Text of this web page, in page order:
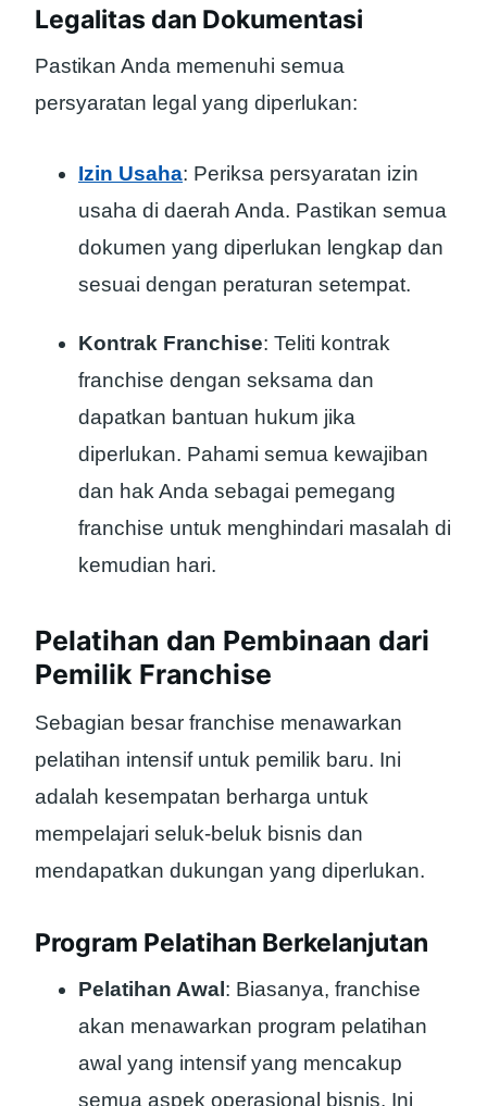
Legalitas dan Dokumentasi
Pastikan Anda memenuhi semua
persyaratan legal yang diperlukan:
Izin Usaha: Periksa persyaratan izin
usaha di daerah Anda. Pastikan semua
dokumen yang diperlukan lengkap dan
sesuai dengan peraturan setempat.
Kontrak Franchise: Teliti kontrak
franchise dengan seksama dan
dapatkan bantuan hukum jika
diperlukan. Pahami semua kewajiban
dan hak Anda sebagai pemegang
franchise untuk menghindari masalah di
kemudian hari.
Pelatihan dan Pembinaan dari
Pemilik Franchise
Sebagian besar franchise menawarkan
pelatihan intensif untuk pemilik baru. Ini
adalah kesempatan berharga untuk
mempelajari seluk-beluk bisnis dan
mendapatkan dukungan yang diperlukan.
Program Pelatihan Berkelanjutan
Pelatihan Awal: Biasanya, franchise
akan menawarkan program pelatihan
awal yang intensif yang mencakup
semua aspek operasional bisnis. Ini